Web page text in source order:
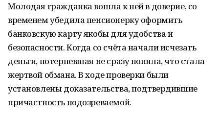
Молодая гражданка вошла к ней в доверие, со
временем убедила пенсионерку оформить
банковскую карту якобы для удобства и
безопасности. Когда со счёта начали исчезать
деньги, потерпевшая не сразу поняла, что стала
жертвой обмана. В ходе проверки были
установлены доказательства, подтвердившие
причастность подозреваемой.